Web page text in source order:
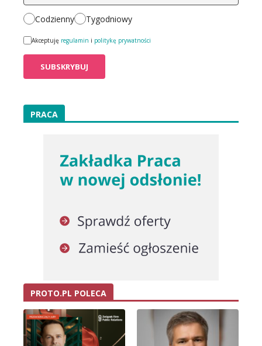
Codzienny Tygodniowy
Akceptuję regulamin i politykę prywatności
PRACA
PROTO.PL POLECA